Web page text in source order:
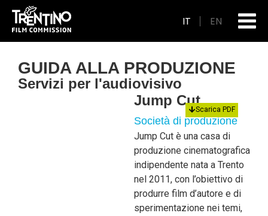
IT EN
GUIDA ALLA PRODUZIONE
Servizi per l'audiovisivo
Scarica PDF
Jump Cut
Società di produzione
Jump Cut è una casa di
produzione cinematografica
indipendente nata a Trento
nel 2011, con l’obiettivo di
produrre film d’autore e di
sperimentazione nei temi,